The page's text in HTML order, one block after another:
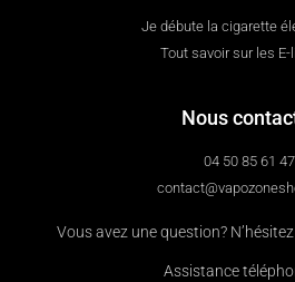
Je débute la cigarette
Tout savoir sur les E-
Nous
04 50 85 61 47
Vous avez une question?
Assistance